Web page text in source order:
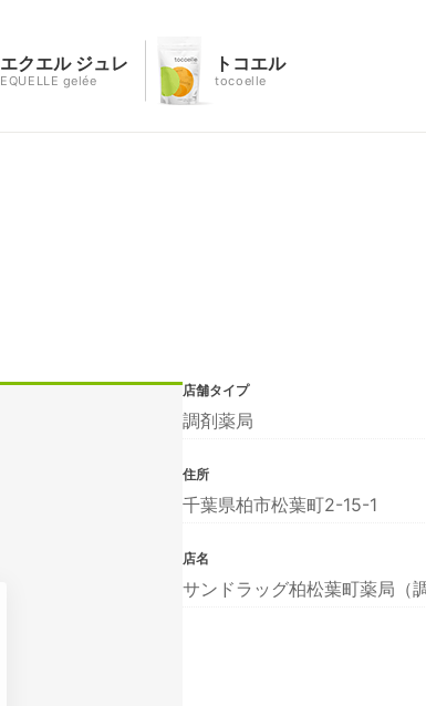
エクエル ジュレ
EQUELLE gelée
トコエル
tocoelle
店舗タイプ
調剤薬局
住所
千葉県柏市松葉町2-15-1
店名
サンドラッグ柏松葉町薬局（